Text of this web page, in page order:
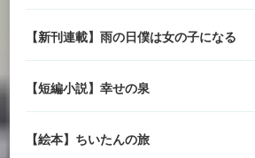
【新刊連載】雨の日僕は女の子になる
【短編小説】幸せの泉
【絵本】ちいたんの旅